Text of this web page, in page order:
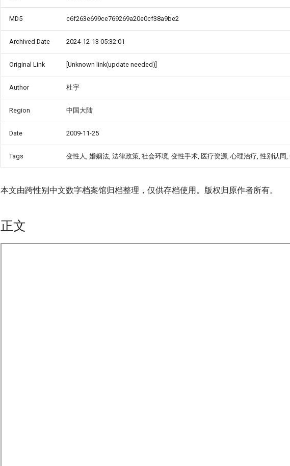
MD5 c6f263e699ce769269a20e0cf38a9be2
Archived Date 2024-12-13 05:32:01
Original Link [Unknown link(update needed)]
Author 杜宇
Region 中国大陆
Date 2009-11-25
Tags 变性人, 婚姻法, 法律政策, 社会环境, 变性手术, 医疗资源, 心理治疗, 性别认同,
本文由跨性别中文数字档案馆归档整理，仅供存档使用。版权归原作者所有。
正文